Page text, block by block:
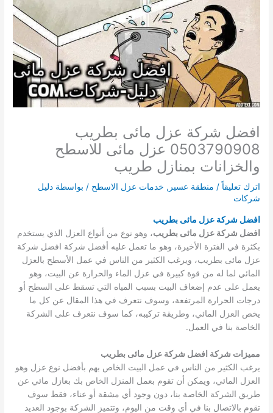
افضل شركة عزل مائى بطريب
0503790908 عزل مائى للاسطح
والخزانات بمنازل طريب
اترك تعليقاً / منطقة عسير , خدمات عزل الاسطح / بواسطة دليل
شركات
افضل شركة عزل مائى بطريب
افضل شركة عزل مائى بطريب، وهو نوع من أنواع العزل الذي يستخدم
بكثرة في الفترة الأخيرة، وهو ما تعمل عليه أفضل شركة افضل شركة
عزل مائى بطريب، ويرغب الكثير من الناس في عمل الأسطح بالعزل
المائي لما له من قوة كبيرة في عزل الماء والحرارة عن البيت، وهو
يعمل على عدم إضعاف البيت بسبب المياه التي تسقط على السطح أو
درجات الحرارة المرتفعة، وسوف نتعرف في هذا المقال عن كل ما
يخص العزل المائي، وطريقة تركيبه، كما سوف نتعرف على الشركة
الخاصة بنا في العمل.
مميزات شركة افضل شركة عزل مائى بطريب
يرغب الكثير من الناس في عمل البيت الخاص بهم بأفضل نوع عزل وهو
العزل المائي، ويمكن أن تقوم بعمل المنزل الخاص بك بعازل مائي عن
طريق الشركة الخاصة بنا، دون وجود أي مشقة أو عناء، فقط سوف
تقوم بالاتصال بنا في أي وقت من اليوم، وتتميز الشركة بوجود العديد